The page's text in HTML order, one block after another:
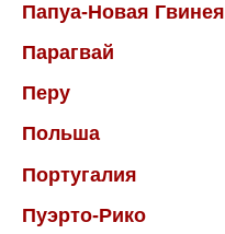
Папуа-Новая Гвинея
Парагвай
Перу
Польша
Португалия
Пуэрто-Рико